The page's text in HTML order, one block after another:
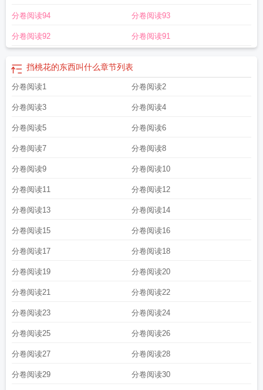
分卷阅读94 分卷阅读93
分卷阅读92 分卷阅读91
挡桃花的东西叫什么章节列表
分卷阅读1 分卷阅读2
分卷阅读3 分卷阅读4
分卷阅读5 分卷阅读6
分卷阅读7 分卷阅读8
分卷阅读9 分卷阅读10
分卷阅读11 分卷阅读12
分卷阅读13 分卷阅读14
分卷阅读15 分卷阅读16
分卷阅读17 分卷阅读18
分卷阅读19 分卷阅读20
分卷阅读21 分卷阅读22
分卷阅读23 分卷阅读24
分卷阅读25 分卷阅读26
分卷阅读27 分卷阅读28
分卷阅读29 分卷阅读30